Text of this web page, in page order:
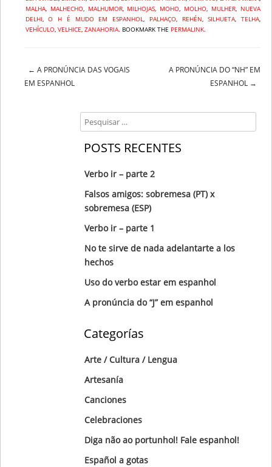
MALHA, MALHECHO, MALHUMOR, MILHOJAS MOHO MOLHO MULHER
NUEVA
DELHI ,O H É MUDO EM ESPANHOL PALHAÇO, REHÉN ,SILHUETA ,TELHA
VEHÍCULO, VELHICE ZANAHORIA. BOOKMARK THE PERMALINK.
Post navigation
← A PRONÚNCIA DAS VOGAIS
EM ESPANHOL
A PRONÚNCIA DO “NH” EM
ESPANHOL →
Search
POSTS RECENTES
Verbo ir – parte 2
Falsos amigos: sobremesa (PT) x
sobremesa (ESP)
Verbo ir – parte 1
No te sirve de nada adelantarte a los
hechos
Uso do verbo estar em espanhol
A pronúncia do “J” em espanhol
Categorías
Arte / Cultura / Lengua
Artesanía
Canciones
Celebraciones
Diga não ao portunhol! Fale espanhol!
Español a gotas‏